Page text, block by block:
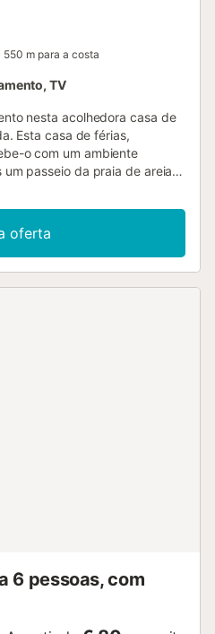
550 m para a costa
TV
nesta acolhedora casa de
Esta casa de férias,
o com um ambiente
passeio da praia de areia.
dia, aconchegue-se no
seus entes queridos durante
comum, existe uma piscina
dias quentes. Depois do
oferta
6 pessoas, com